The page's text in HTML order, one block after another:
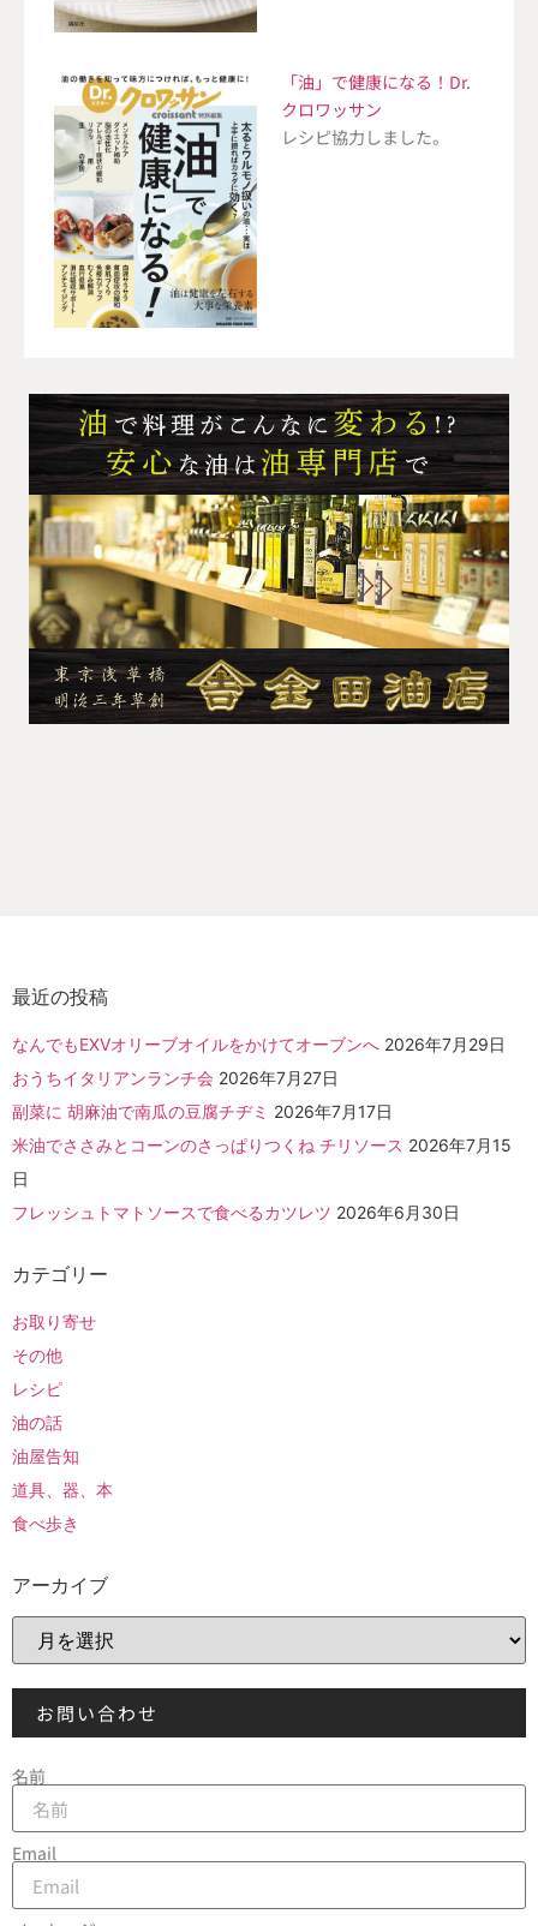
「油」で健康になる！Dr.
クロワッサン
レシピ協力しました。
最近の投稿
なんでもEXVオリーブオイルをかけてオーブンへ 2026年7月29日
おうちイタリアンランチ会 2026年7月27日
副菜に 胡麻油で南瓜の豆腐チヂミ 2026年7月17日
米油でささみとコーンのさっぱりつくね チリソース 2026年7月15
日
フレッシュトマトソースで食べるカツレツ 2026年6月30日
カテゴリー
お取り寄せ
その他
レシピ
油の話
油屋告知
道具、器、本
食べ歩き
アーカイブ
お問い合わせ
名前
Email